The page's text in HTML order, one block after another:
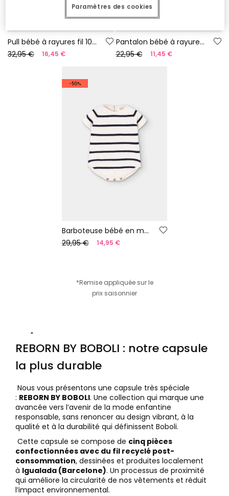
Pull bébé à rayures fil 100 % recyclé | Limited Edition
32,95 €
16,45 €
Pantalon bébé à rayures fil 100 % recyclé | Limited Edition
22,95 €
11,45 €
-50%
Barboteuse bébé en maille à rayures fil 100 % recyclé | Limited Edition
29,95 €
14,95 €
*Remise appliquée sur le
prix saisonnier
"
REBORN BY BOBOLI : notre capsule
la plus durable
Nous vous présentons une capsule très spéciale
: REBORN BY BOBOLI. Une collection qui marque une
avancée vers l’avenir de la mode enfantine
responsable, sans renoncer au design vibrant, à la
qualité et à la durabilité qui définissent Boboli.
Cette capsule se compose de cinq pièces
confectionnées avec du fil recyclé post-
consommation, dessinées et produites localement
à Igualada (Barcelone). Un processus de proximité
qui améliore la circularité de nos vêtements et réduit
l’impact environnemental.
Paramètres des cookies